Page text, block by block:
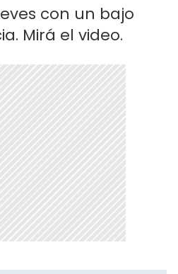
con un bajo
Mirá el video.